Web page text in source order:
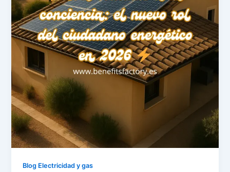
Blog Electricidad y gas